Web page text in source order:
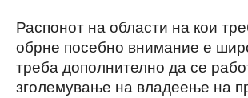
Распонот на области на кои
обрне посебно внимание е
треба дополнително да се
зголемување на владеење на